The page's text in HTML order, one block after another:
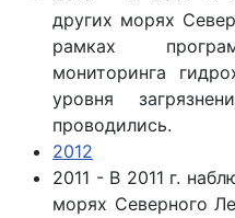
других морях
рамках
мониторинга
уровня
проводились.
2012
2011 - В 2011 г.
морях Северного